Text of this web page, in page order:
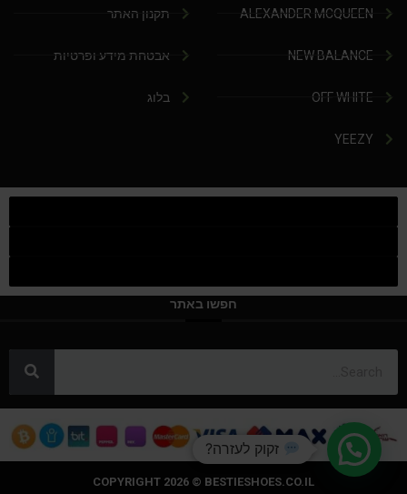
ALEXANDER MCQUEEN
NEW BALANCE
OFF WHITE
YEEZY
תקנון האתר
אבטחת מידע ופרטיות
בלוג
חפשו באתר
COPYRIGHT 2026 © BESTIESHOES.CO.IL
זקוק לעזרה?